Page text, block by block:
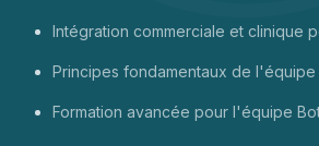
Intégration commerciale et clinique
Principes fondamentaux de l'équipe
Formation avancée pour l'équipe